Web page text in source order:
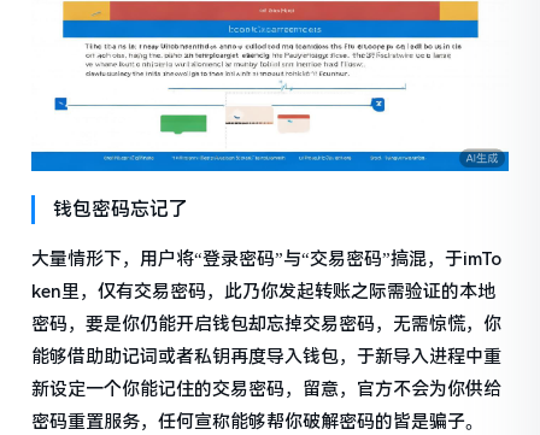
钱包密码忘记了
大量情形下，用户将“登录密码”与“交易密码”搞混，于imTo
ken里，仅有交易密码，此乃你发起转账之际需验证的本地
密码，要是你仍能开启钱包却忘掉交易密码，无需惊慌，你
能够借助助记词或者私钥再度导入钱包，于新导入进程中重
新设定一个你能记住的交易密码，留意，官方不会为你供给
密码重置服务，任何宣称能够帮你破解密码的皆是骗子。